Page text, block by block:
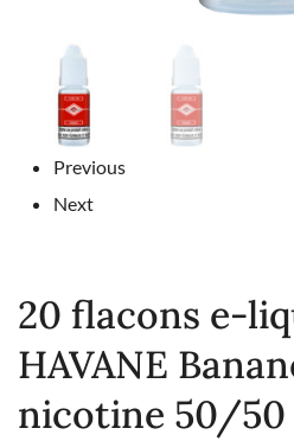
Previous
Next
20 flacons e-
HAVANE
nicotine 50/50